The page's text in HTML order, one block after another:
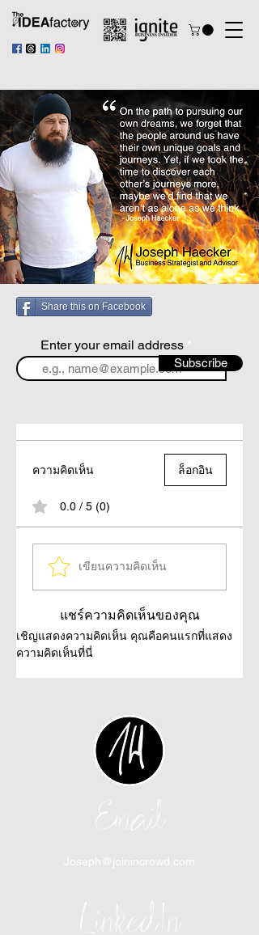
Share this on Facebook
Enter your email address
Subscribe
ความคิดเห็น ล็อกอิน
0.0 / 5 (0)
เขียนความคิดเห็น
แชร์ความคิดเห็นของคุณ
เชิญแสดงความคิดเห็น คุณคือคนแรกที่แสดง
ความคิดเห็นที่นี่
Email
Joseph@joinincrowd.com
LinkedIn